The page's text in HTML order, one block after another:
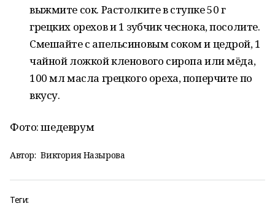
выжмите сок. Растолките в ступке 50 г
грецких орехов и 1 зубчик чеснока, посолите.
Смешайте с апельсиновым соком и цедрой, 1
чайной ложкой кленового сиропа или мёда,
100 мл масла грецкого ореха, поперчите по
вкусу.
Фото: шедеврум
Автор: Виктория Назырова
Теги: